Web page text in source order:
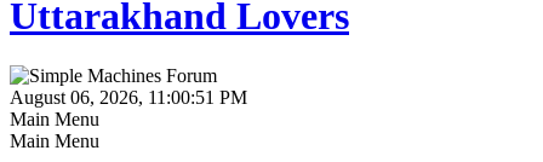
Uttarakhand Lovers
August 06, 2026, 11:00:51 PM
Main Menu
Main Menu